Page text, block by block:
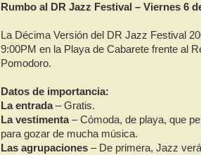
Rumbo al DR Jazz Festival – Viernes 6
La Décima Versión del DR Jazz Festival
9:00PM en la Playa de Cabarete frente al
Pomodoro.
Datos de importancia:
La entrada– Gratis.
La vestimenta– Cómoda, de playa, que
para gozar de mucha música.
Las agrupaciones – De primera, Jazz